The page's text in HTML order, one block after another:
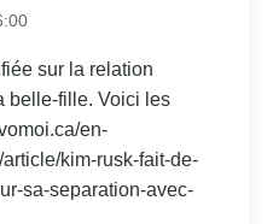
sur la relation
belle-fille. Voici les
en-
kim-rusk-fait-de-
sa-separation-avec-